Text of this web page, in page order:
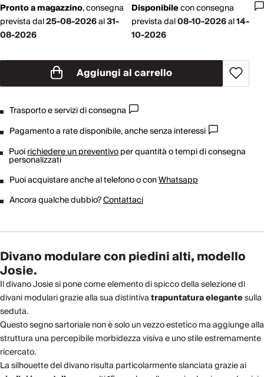
Pronto a magazzino,consegna
prevista dal25-08-2026al31-
08-2026
Disponibileconconsegna
prevista dal08-10-2026al14-
10-2026
Aggiungi al carrello
Trasporto e servizi di consegna
Pagamento a rate disponibile, anche senza interessi
Puoirichiedere un preventivoper quantità o tempi di consegna
personalizzati
Puoi acquistare anche al telefono o conWhatsapp
Ancora qualche dubbio?Contattaci
Divano modulare con piedini alti, modello
Josie.
Il divano Josie si pone come elemento di spicco della selezione di
divani modulari grazie alla sua distintivatrapuntatura elegantesulla
seduta.
Questo segno sartoriale non è solo un vezzo estetico ma aggiunge alla
struttura una percepibile morbidezza visiva e uno stile estremamente
ricercato.
La silhouette del divano risulta particolarmente slanciata grazie ai